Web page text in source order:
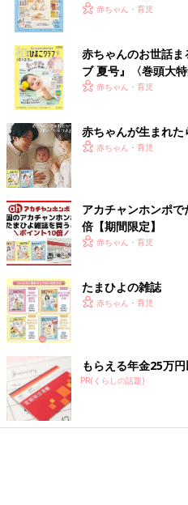
いっぱい！
赤ちゃん・育児
赤ちゃんのお世話
ブ 夏号』〈巻頭大
く！ おっぱい・ミ
赤ちゃん・育児
赤ちゃんが生まれた
赤ちゃん・育児
アカチャンホンポ
倍【期間限定】
赤ちゃん・育児
たまひよの雑誌
赤ちゃん・育児
もらえる年金25万
PR(くらしの話題)